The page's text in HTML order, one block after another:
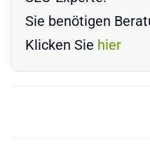
Sie benötigen
Klicken Sie hier